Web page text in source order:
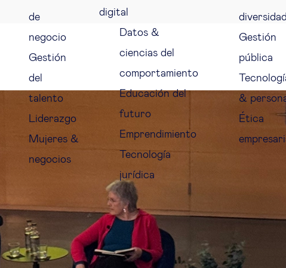
de
negocio
Gestión
del
talento
Liderazgo
Mujeres &
negocios
digital
Datos &
ciencias del
comportamiento
Educación del
futuro
Emprendimiento
Tecnología
jurídica
diversidad
Gestión
pública
&
Ética